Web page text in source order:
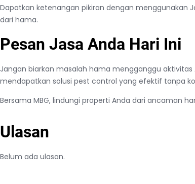
Dapatkan ketenangan pikiran dengan menggunakan
dari hama.
Pesan Jasa Anda Hari Ini
Jangan biarkan masalah hama mengganggu
mendapatkan solusi pest control yang efektif tanpa
Bersama MBG, lindungi properti Anda dari ancaman
Ulasan
Belum ada ulasan.